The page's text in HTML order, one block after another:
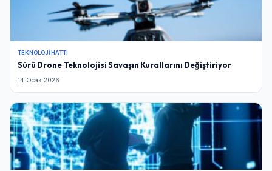
TEKNOLOJI HATTI
Sürü Drone Teknolojisi Savaşın Kurallarını Değiştiriyor
14 Ocak 2026